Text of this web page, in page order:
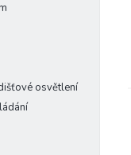
osvětlení